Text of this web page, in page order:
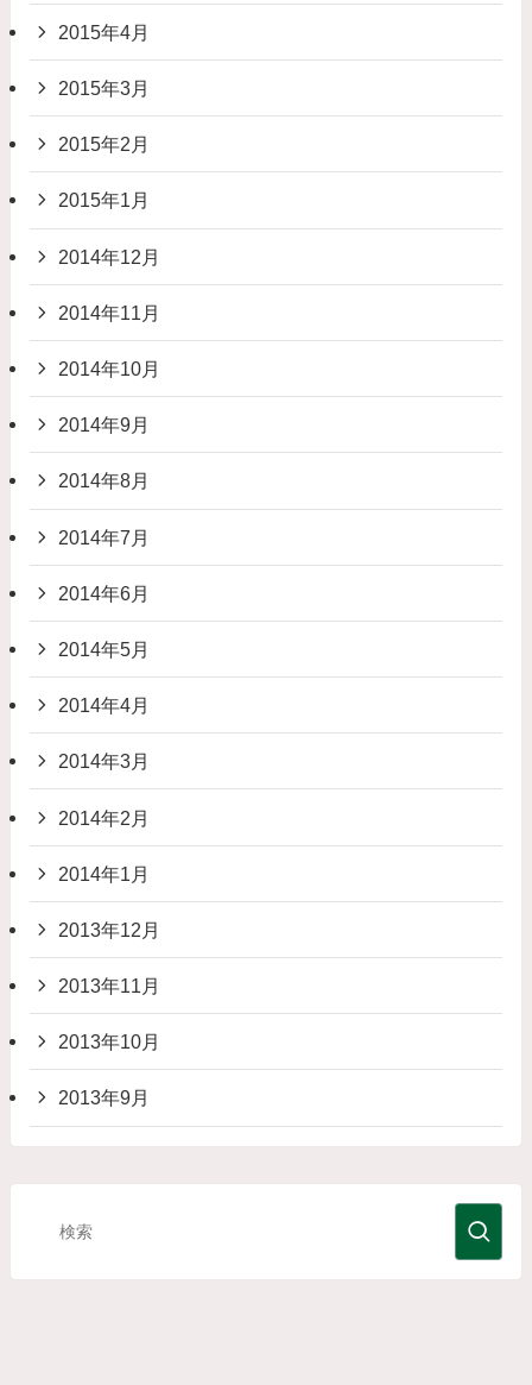
2015年4月
2015年3月
2015年2月
2015年1月
2014年12月
2014年11月
2014年10月
2014年9月
2014年8月
2014年7月
2014年6月
2014年5月
2014年4月
2014年3月
2014年2月
2014年1月
2013年12月
2013年11月
2013年10月
2013年9月